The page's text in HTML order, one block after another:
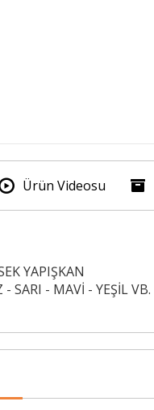
Ürün Videosu
YAPIŞKAN
SARI - MAVİ - YEŞİL VB.